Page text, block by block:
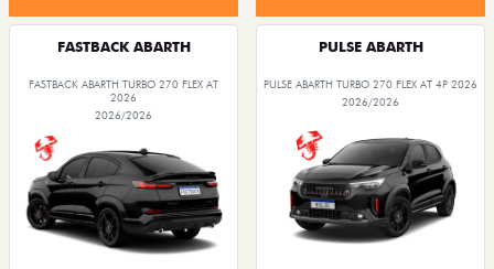
FASTBACK ABARTH
FASTBACK ABARTH TURBO 270 FLEX AT
2026
2026/2026
PULSE ABARTH
PULSE ABARTH TURBO 270 FLEX AT 4P 2026
2026/2026